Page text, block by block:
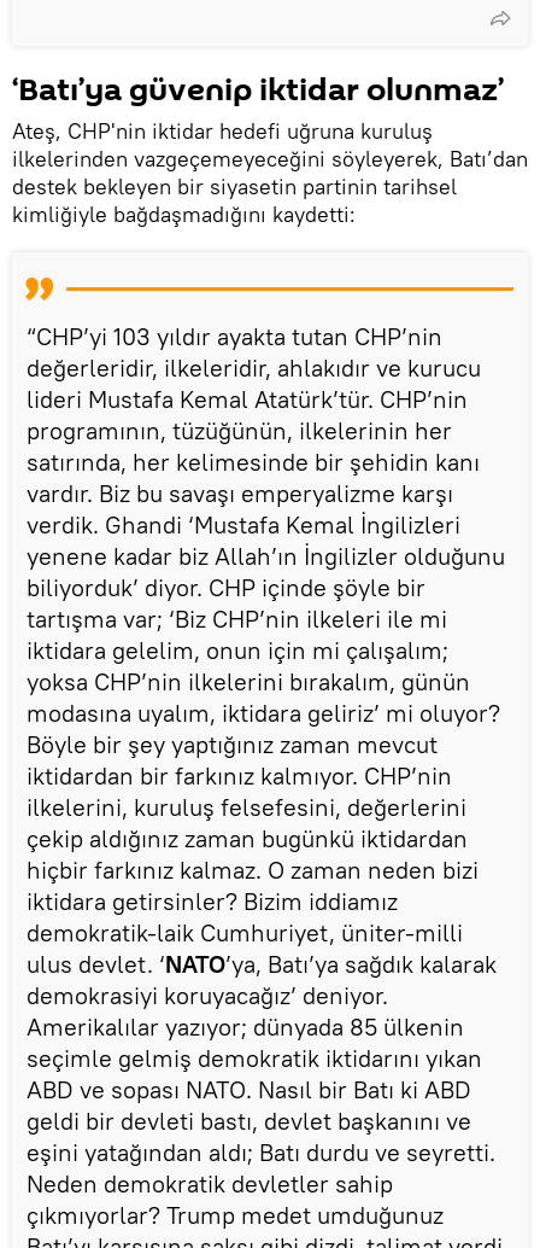
‘Batı’ya güvenip iktidar olunmaz’
Ateş, CHP'nin iktidar hedefi uğruna kuruluş
ilkelerinden vazgeçemeyeceğini söyleyerek, Batı’dan
destek bekleyen bir siyasetin partinin tarihsel
kimliğiyle bağdaşmadığını kaydetti:
“CHP’yi 103 yıldır ayakta tutan CHP’nin
değerleridir, ilkeleridir, ahlakıdır ve kurucu
lideri Mustafa Kemal Atatürk’tür. CHP’nin
programının, tüzüğünün, ilkelerinin her
satırında, her kelimesinde bir şehidin kanı
vardır. Biz bu savaşı emperyalizme karşı
verdik. Ghandi ‘Mustafa Kemal İngilizleri
yenene kadar biz Allah’ın İngilizler olduğunu
biliyorduk’ diyor. CHP içinde şöyle bir
tartışma var; ‘Biz CHP’nin ilkeleri ile mi
iktidara gelelim, onun için mi çalışalım;
yoksa CHP’nin ilkelerini bırakalım, günün
modasına uyalım, iktidara geliriz’ mi oluyor?
Böyle bir şey yaptığınız zaman mevcut
iktidardan bir farkınız kalmıyor. CHP’nin
ilkelerini, kuruluş felsefesini, değerlerini
çekip aldığınız zaman bugünkü iktidardan
hiçbir farkınız kalmaz. O zaman neden bizi
iktidara getirsinler? Bizim iddiamız
demokratik-laik Cumhuriyet, üniter-milli
ulus devlet. ‘NATO’ya, Batı’ya sağdık kalarak
demokrasiyi koruyacağız’ deniyor.
Amerikalılar yazıyor; dünyada 85 ülkenin
seçimle gelmiş demokratik iktidarını yıkan
ABD ve sopası NATO. Nasıl bir Batı ki ABD
geldi bir devleti bastı, devlet başkanını ve
eşini yatağından aldı; Batı durdu ve seyretti.
Neden demokratik devletler sahip
çıkmıyorlar? Trump medet umduğunuz